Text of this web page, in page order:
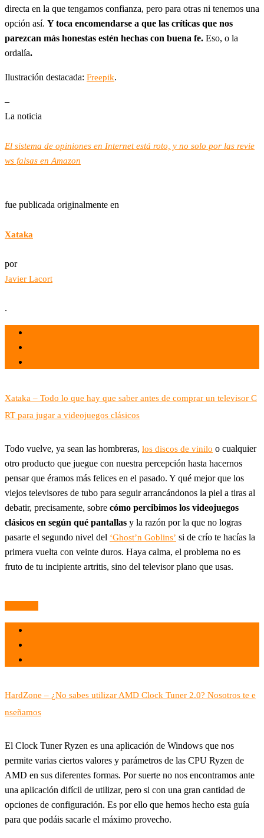
directa en la que tengamos confianza, pero para otras ni tenemos una
opción así. Y toca encomendarse a que las críticas que nos
parezcan más honestas estén hechas con buena fe. Eso, o la
ordalía.
Ilustración destacada: Freepik.
–
La noticia
El sistema de opiniones en Internet está roto, y no solo por las revie
ws falsas en Amazon
fue publicada originalmente en
Xataka
por
Javier Lacort
.
Xataka – Todo lo que hay que saber antes de comprar un televisor C
RT para jugar a videojuegos clásicos
Todo vuelve, ya sean las hombreras, los discos de vinilo o cualquier
otro producto que juegue con nuestra percepción hasta hacernos
pensar que éramos más felices en el pasado. Y qué mejor que los
viejos televisores de tubo para seguir arrancándonos la piel a tiras al
debatir, precisamente, sobre cómo percibimos los videojuegos
clásicos en según qué pantallas y la razón por la que no logras
pasarte el segundo nivel del ‘Ghost’n Goblins’ si de crío te hacías la
primera vuelta con veinte duros. Haya calma, el problema no es
fruto de tu incipiente artritis, sino del televisor plano que usas.
HardZone – ¿No sabes utilizar AMD Clock Tuner 2.0? Nosotros te e
nseñamos
El Clock Tuner Ryzen es una aplicación de Windows que nos
permite varias ciertos valores y parámetros de las CPU Ryzen de
AMD en sus diferentes formas. Por suerte no nos encontramos ante
una aplicación difícil de utilizar, pero si con una gran cantidad de
opciones de configuración. Es por ello que hemos hecho esta guía
para que podáis sacarle el máximo provecho.